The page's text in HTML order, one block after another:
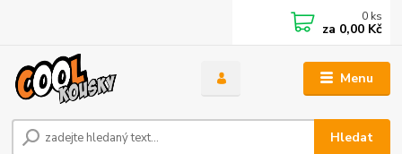
Menu
Hledat
0 ks
za 0,00 Kč